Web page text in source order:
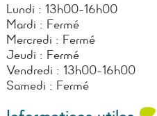
Lundi : 13h00-16h00
Mardi : Fermé
Mercredi : Fermé
Jeudi : Fermé
Vendredi : 13h00-16h00
Samedi : Fermé